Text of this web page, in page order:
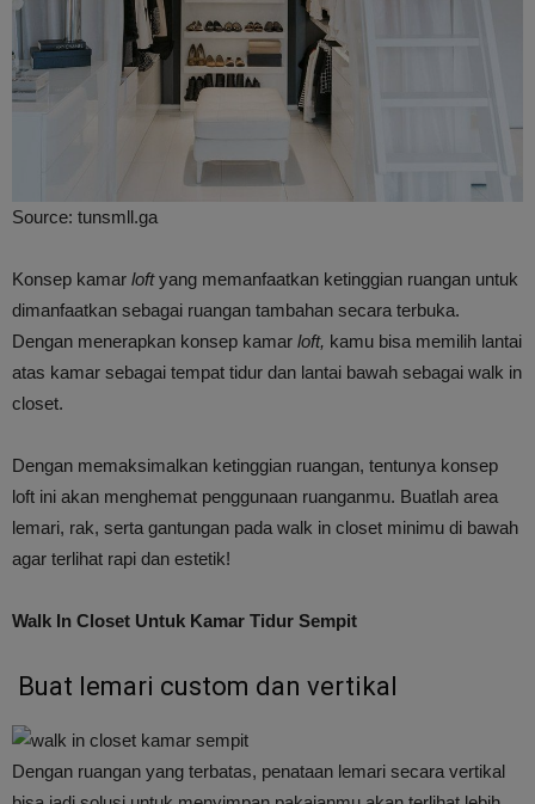
Source: tunsmll.ga
Konsep kamar loftyang memanfaatkan ketinggian ruangan untuk
dimanfaatkan sebagai ruangan tambahan secara terbuka.
Dengan menerapkan konsep kamar loft, kamu bisa memilih lantai
atas kamar sebagai tempat tidur dan lantai bawah sebagai walk in
closet.
Dengan memaksimalkan ketinggian ruangan, tentunya konsep
loft ini akan menghemat penggunaan ruanganmu. Buatlah area
lemari, rak, serta gantungan pada walk in closet minimu di bawah
agar terlihat rapi dan estetik!
Walk In Closet Untuk Kamar Tidur Sempit
Buat lemari custom dan vertikal
Dengan ruangan yang terbatas, penataan lemari secara vertikal